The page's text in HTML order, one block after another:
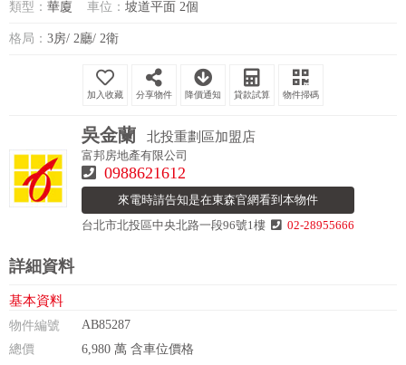
類型： 華廈 車位： 坡道平面 2個
格局： 3房/ 2廳/ 2衛
分享物件 降價通知 貸款試算 物件掃碼
吳金蘭 北投重劃區加盟店
富邦房地產有限公司
0988621612
來電時請告知是在東森官網看到本物件
台北市北投區中央北路一段96號1樓
02-28955666
詳細資料
基本資料
物件編號
AB85287
總價
6,980 萬 含車位價格